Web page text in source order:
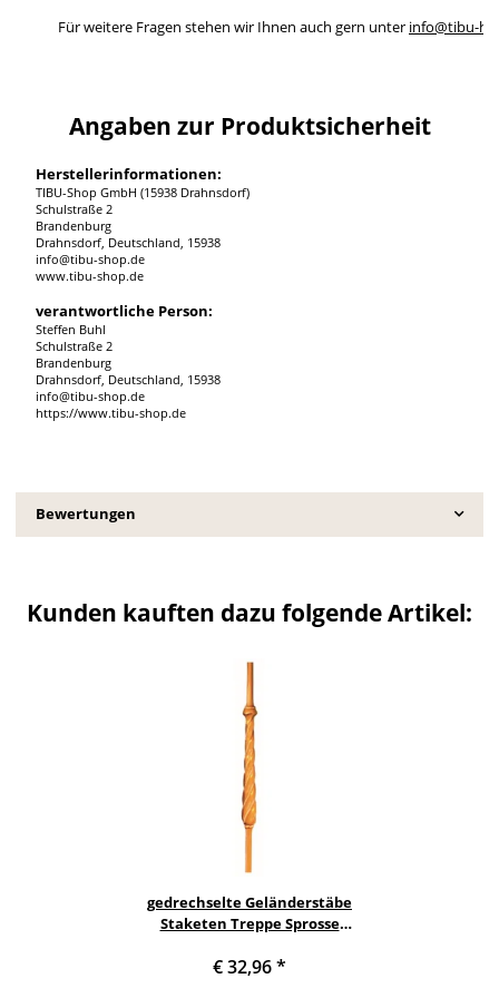
Für weitere Fragen stehen wir Ihnen auch gern unter info@tibu-
Angaben zur Produktsicherheit
Herstellerinformationen:
TIBU-Shop GmbH (15938 Drahnsdorf)
Schulstraße 2
Brandenburg
Drahnsdorf, Deutschland, 15938
info@tibu-shop.de
www.tibu-shop.de
verantwortliche Person:
Steffen Buhl
Schulstraße 2
Brandenburg
Drahnsdorf, Deutschland, 15938
info@tibu-shop.de
https://www.tibu-shop.de
Bewertungen
Kunden kauften dazu folgende Artikel:
gedrechselte Geländerstäbe
Staketen Treppe Sprosse
Treppenstab Buche
€ 32,96*